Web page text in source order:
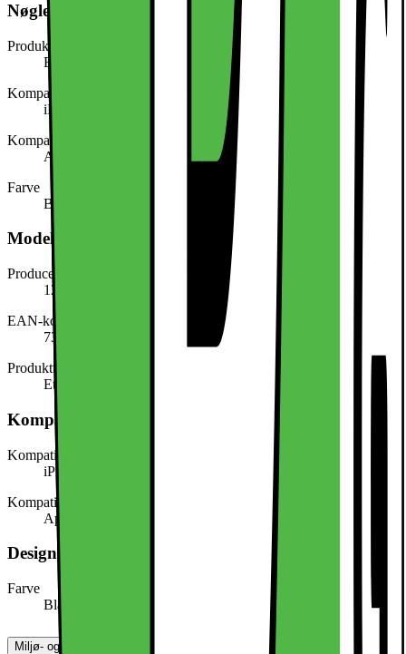
Nøglespecifikation
Produkttype
Etui til mobiltelefon
Kompatibel med (model/serie)
iPhone 16E
Kompatibel med (mærke)
Apple
Farve
Blå
Modelbeskrivelse
Producentens varenummer
123693320
EAN-kode
7333319196380
Produkttype
Etui til mobiltelefon
Kompatibilitet
Kompatibel med (model/serie)
iPhone 16E
Kompatibel med (mærke)
Apple
Design, form og placering
Farve
Blå
Miljø- og sikkerhedsoplysninger